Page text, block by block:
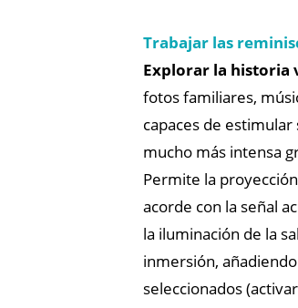
Trabajar las
Explorar la historia
fotos familiares,
capaces de
mucho más intensa
Permite la
acorde con la señal
la iluminación de la
inmersión,
seleccionados